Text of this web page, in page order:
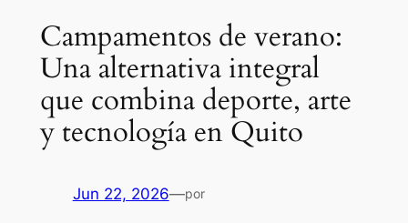
Campamentos de verano:
Una alternativa integral
que combina deporte, arte
y tecnología en Quito
Jun 22, 2026—por